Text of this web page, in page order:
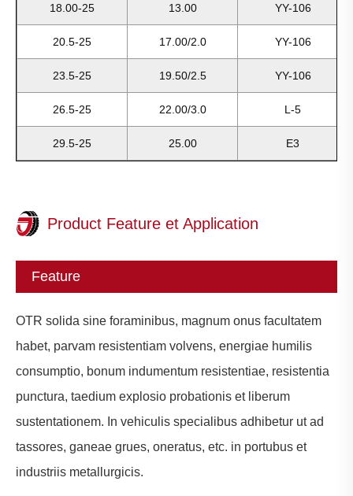
18.00-25 13.00 YY-106
20.5-25 17.00/2.0 YY-106
23.5-25 19.50/2.5 YY-106
26.5-25 22.00/3.0 L-5
29.5-25 25.00 E3
Product Feature et Application
Feature
OTR solida sine foraminibus, magnum onus facultatem
habet, parvam resistentiam volvens, energiae humilis
consumptio, bonum indumentum resistentiae, resistentia
punctura, taedium explosio probationis et liberum
sustentationem. In vehiculis specialibus adhibetur ut ad
tassores, ganeae grues, oneratus, etc. in portubus et
industriis metallurgicis.